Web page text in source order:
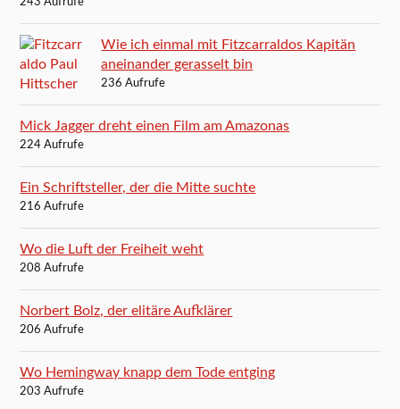
243 Aufrufe
Wie ich einmal mit Fitzcarraldos Kapitän
aneinander gerasselt bin
236 Aufrufe
Mick Jagger dreht einen Film am Amazonas
224 Aufrufe
Ein Schriftsteller, der die Mitte suchte
216 Aufrufe
Wo die Luft der Freiheit weht
208 Aufrufe
Norbert Bolz, der elitäre Aufklärer
206 Aufrufe
Wo Hemingway knapp dem Tode entging
203 Aufrufe